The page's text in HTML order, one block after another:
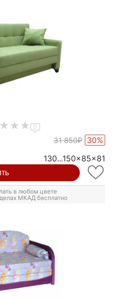
0
31 850₽ 30%
130...150x85x81
в любом цвете
МКАД бесплатно